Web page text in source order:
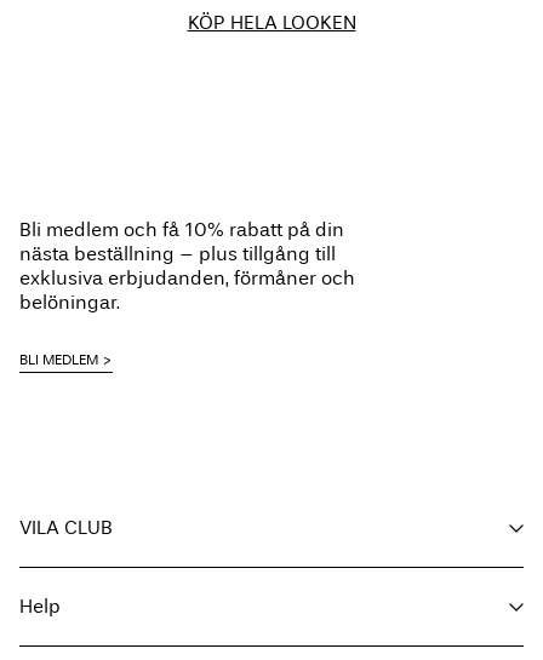
KÖP HELA LOOKEN
Bli medlem och få 10% rabatt på din
nästa beställning – plus tillgång till
exklusiva erbjudanden, förmåner och
belöningar.
BLI MEDLEM
VILA CLUB
Bli medlem
Mitt konto
Help